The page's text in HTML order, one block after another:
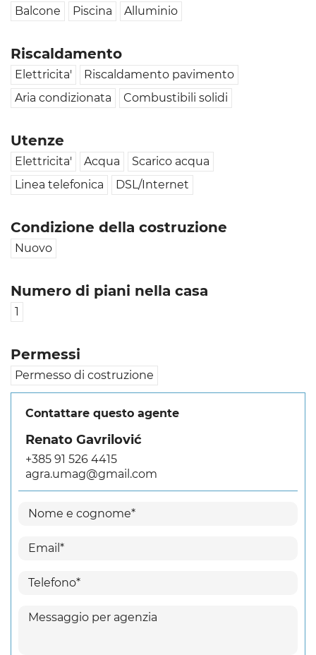
Balcone Piscina Alluminio
Riscaldamento
Elettricita'
Riscaldamento pavimento
Aria condizionata
Combustibili solidi
Utenze
Elettricita' Acqua
Scarico acqua
Linea telefonica
DSL/Internet
Condizione della costruzione
Nuovo
Numero di piani nella casa
1
Permessi
Permesso di costruzione
Contattare questo agente
Renato Gavrilović
+385 91 526 4415
agra.umag@gmail.com